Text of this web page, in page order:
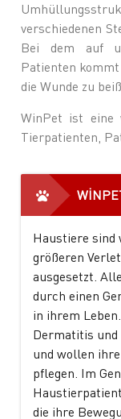
verschiedenen
Bei dem auf
Patienten
die Wunde zu
WinPet ist eine
Tierpatienten,
Haustiere sind
größeren
ausgesetzt.
durch einen
in ihrem
Dermatitis
und wollen
pflegen. Im
die ihre